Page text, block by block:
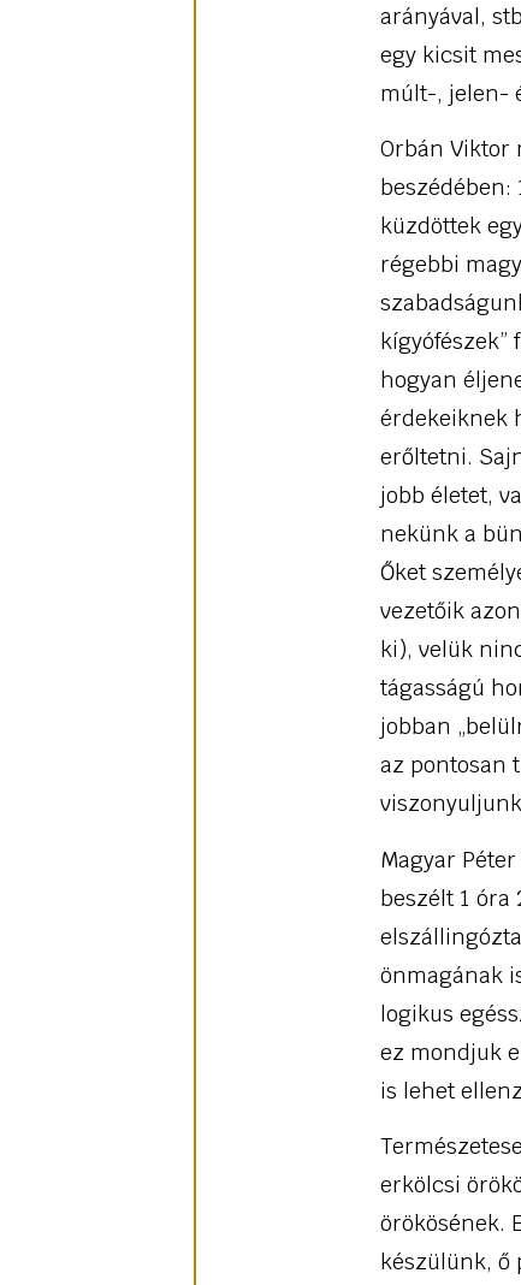
arányával,
egy kicsit
múlt-, jelen-
Orbán Viktor
beszédében:
küzdöttek
régebbi
hogyan
érdekeiknek
erőltetni.
jobb életet,
nekünk a
Őket
vezetőik
ki), velük
tágasságú
jobban
az pontosan
Magyar
beszélt 1 óra
önmagának
logikus
ez mondjuk
is lehet
erkölcsi
örökösének.
készülünk, ő